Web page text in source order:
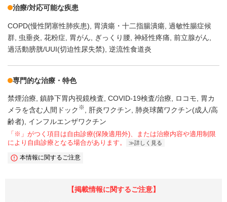
治療/対応可能な疾患
COPD(慢性閉塞性肺疾患) 胃潰瘍・十二指腸潰瘍 過敏性腸症候
群 虫垂炎 花粉症 胃がん ぎっくり腰 神経性疼痛 前立腺がん
過活動膀胱/UUI(切迫性尿失禁) 逆流性食道炎
専門的な治療・特色
禁煙治療 鎮静下胃内視鏡検査 COVID-19検査/治療 ロコモ
胃カ
メラを含む人間ドック ※ 肝炎ワクチン
肺炎球菌ワクチン(成人/高
齢者)
インフルエンザワクチン
「※」がつく項目は自由診療(保険適用外)、または治療内容や適用制限
により自由診療となる場合があります。
詳しく見る
本情報に関するご注意
【掲載情報に関するご注意】